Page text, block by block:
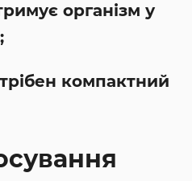
організм у
компактний